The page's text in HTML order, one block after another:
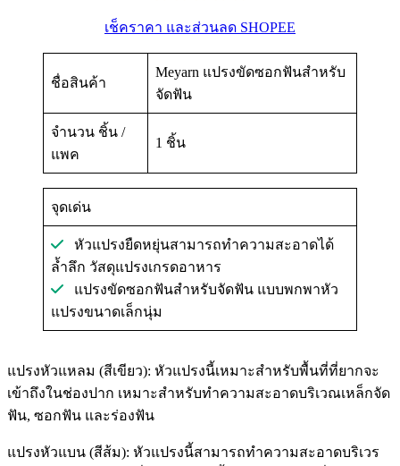
เช็คราคา และส่วนลด SHOPEE
ชื่อสินค้า
Meyarn แปรงขัดซอกฟันสําหรับ
จัดฟัน
จำนวน ชิ้น /
แพค
1 ชิ้น
จุดเด่น
หัวแปรงยืดหยุ่นสามารถทำความสะอาดได้
ล้ำลึก วัสดุแปรงเกรดอาหาร
แปรงขัดซอกฟันสำหรับจัดฟัน แบบพกพาหัว
แปรงขนาดเล็กนุ่ม
แปรงหัวแหลม (สีเขียว): หัวแปรงนี้เหมาะสำหรับพื้นที่ที่ยากจะ
เข้าถึงในช่องปาก เหมาะสําหรับทําความสะอาดบริเวณเหล็กจัด
ฟัน, ซอกฟัน และร่องฟัน
แปรงหัวแบน (สีส้ม): หัวแปรงนี้สามารถทําความสะอาดบริเวร